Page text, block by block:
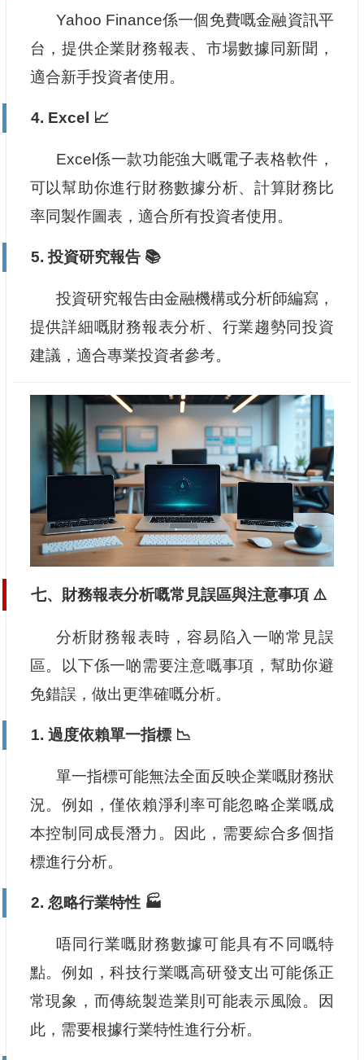
Yahoo Finance係一個免費嘅金融資訊平
台，提供企業財務報表、市場數據同新聞，
適合新手投資者使用。
4. Excel 📈
Excel係一款功能強大嘅電子表格軟件，
可以幫助你進行財務數據分析、計算財務比
率同製作圖表，適合所有投資者使用。
5. 投資研究報告 📚
投資研究報告由金融機構或分析師編寫，
提供詳細嘅財務報表分析、行業趨勢同投資
建議，適合專業投資者參考。
七、財務報表分析嘅常見誤區與注意事項 ⚠️
分析財務報表時，容易陷入一啲常見誤
區。以下係一啲需要注意嘅事項，幫助你避
免錯誤，做出更準確嘅分析。
1. 過度依賴單一指標 📉
單一指標可能無法全面反映企業嘅財務狀
況。例如，僅依賴淨利率可能忽略企業嘅成
本控制同成長潛力。因此，需要綜合多個指
標進行分析。
2. 忽略行業特性 🏭
唔同行業嘅財務數據可能具有不同嘅特
點。例如，科技行業嘅高研發支出可能係正
常現象，而傳統製造業則可能表示風險。因
此，需要根據行業特性進行分析。